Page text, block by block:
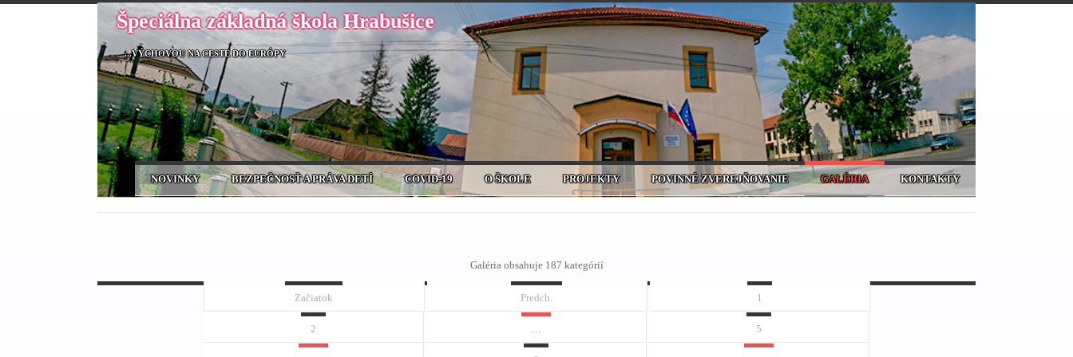
Špeciálna základná škola Hrabušice
...VÝCHOVOU NA CESTE DO EURÓPY
NOVINKY BEZPEČNOSŤ A PRÁVA DETÍ COVID-19 O ŠKOLE PROJEKTY POVINNÉ ZVEREJŇOVANIE GALÉRIA KONTAKTY
Galéria obsahuje 187 kategórií
Začiatok Predch. 1
2 5